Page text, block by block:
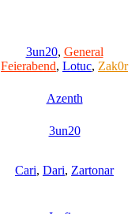
3un20, General
Feierabend, Lotuc, Zak0r
Azenth
3un20
Cari, Dari, Zartonar